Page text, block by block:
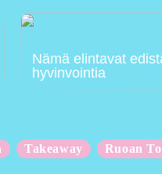
Nämä elintavat
hyvinvointia
Takeaway Ruoan